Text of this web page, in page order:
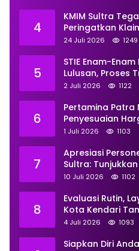
4
KMIM Sultra
Peringatkan
Proses Hukum
24 Juli 2026 1249
5
STIE Enam-
Lulusan, Proses
Universitas
2 Juli 2026 1122
6
Pertamina Patra
Penyesuaian
Juli 2026, Berikut
1 Juli 2026 1103
7
Apresiasi
Sultra:
untuk Masyarakat
10 Juli 2026 1102
8
Evaluasi Rutin,
Kota Kendari
Juni
4 Juli 2026 1093
Siapkan Diri